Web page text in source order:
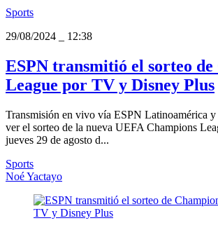
Sports
29/08/2024
12:38
ESPN transmitió el sorteo de
League por TV y Disney Plus
Transmisión en vivo vía ESPN Latinoamérica y
ver el sorteo de la nueva UEFA Champions
jueves 29 de agosto d...
Sports
Noé Yactayo